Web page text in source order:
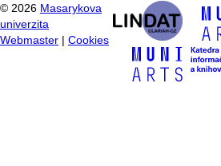
© 2026 Masarykova
univerzita
Webmaster
Cookies